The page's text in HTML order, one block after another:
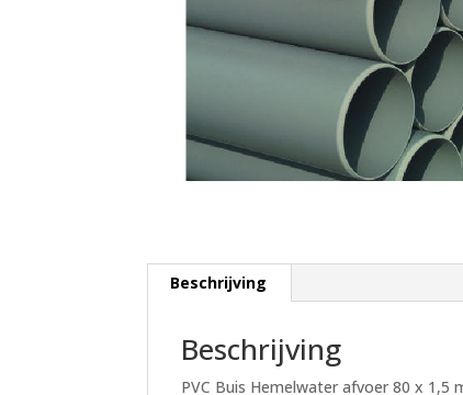
Beschrijving
Beschrijving
PVC Buis Hemelwater afvoer 80 x 1,5